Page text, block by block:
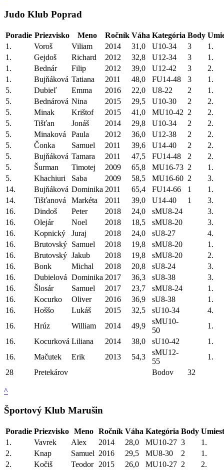
Judo Klub Poprad
Poradie Priezvisko Meno Ročník Váha Kategória Body
1.
Voroš Viliam 2014 31,0 U10-34 3
1.
1.
Gejdoš Richard 2012 32,8 U12-34 3
1.
1.
Bednár Filip 2012 39,0 U12-42 3
2.
1.
Bujňáková Tatiana 2011 48,0 FU14-48 3
1.
5.
Dubieľ Emma 2016 22,0 U8-22 2
1.
5.
Bednárová Nina 2015 29,5 U10-30 2
2.
5.
Minak Krištof 2015 41,0 MU10-42 2
2.
5.
Tišťan Jonáš 2014 29,8 U10-34 2
2.
5.
Minaková Paula 2012 36,0 U12-38 2
2.
5.
Čonka Samuel 2011 39,6 U14-40 2
2.
5.
Bujňáková Tamara 2011 47,5 FU14-48 2
2.
5.
Šurman Timotej 2009 65,8 MU16-73 2
1.
5.
Khachiuri Saba 2009 58,5 MU16-60 2
3.
14.
Bujňáková Dominika 2011 65,4 FU14-66 1
1.
14.
Tišťanová Markéta 2011 39,0 U14-40 1
3.
16.
Dindoš Peter 2018 24,0 sMU8-24
3.
16.
Olejár Noel 2018 18,5 sMU8-20
3.
16.
Kopnický Juraj 2018 24,0 sU8-27
4.
16.
Brutovský Samuel 2018 19,8 sMU8-20
1.
16.
Brutovský Jakub 2018 19,8 sMU8-20
2.
16.
Bonk Michal 2018 20,8 sU8-24
3.
16.
Dubielová Dominika 2017 36,3 sU8-38
3.
16.
Šlosár Samuel 2017 23,7 sMU8-24
1.
16.
Kocurko Oliver 2016 36,9 sU8-38
1.
16.
Hoššo Lukáš 2015 32,5 sU10-34
4.
16.
Hrúz William 2014 49,9
sMU10-
50
1.
16.
Kocurková Liliana 2014 38,0 sU10-42
1.
16.
Mačutek Erik 2013 54,3
sMU12-
55
1.
28
Pretekárov Bodov 32
^
Športový Klub Marušin
Poradie Priezvisko Meno Ročník Váha Kategória Body
1.
Vavrek Alex 2014 28,0 MU10-27 3
1.
2.
Knap Samuel 2016 29,5 MU8-30 2
1.
2.
Kočiš Teodor 2015 26,0 MU10-27 2 2.